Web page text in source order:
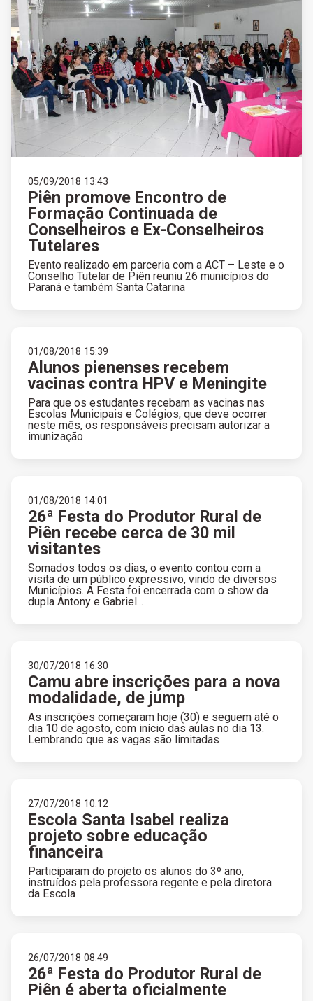
05/09/2018 13:43
Piên promove Encontro de
Formação Continuada de
Conselheiros e Ex-Conselheiros
Tutelares
Evento realizado em parceria com a ACT – Leste e o
Conselho Tutelar de Piên reuniu 26 municípios do
Paraná e também Santa Catarina
01/08/2018 15:39
Alunos pienenses recebem
vacinas contra HPV e Meningite
Para que os estudantes recebam as vacinas nas
Escolas Municipais e Colégios, que deve ocorrer
neste mês, os responsáveis precisam autorizar a
imunização
01/08/2018 14:01
26ª Festa do Produtor Rural de
Piên recebe cerca de 30 mil
visitantes
Somados todos os dias, o evento contou com a
visita de um público expressivo, vindo de diversos
Municípios. A Festa foi encerrada com o show da
dupla Antony e Gabriel...
30/07/2018 16:30
Camu abre inscrições para a nova
modalidade, de jump
As inscrições começaram hoje (30) e seguem até o
dia 10 de agosto, com início das aulas no dia 13.
Lembrando que as vagas são limitadas
27/07/2018 10:12
Escola Santa Isabel realiza
projeto sobre educação
financeira
Participaram do projeto os alunos do 3º ano,
instruídos pela professora regente e pela diretora
da Escola
26/07/2018 08:49
26ª Festa do Produtor Rural de
Piên é aberta oficialmente